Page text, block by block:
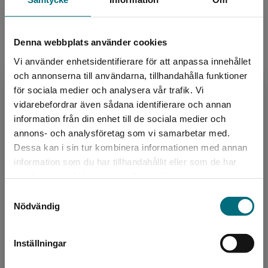
Denna webbplats använder cookies
Vi använder enhetsidentifierare för att anpassa innehållet
och annonserna till användarna, tillhandahålla funktioner
för sociala medier och analysera vår trafik. Vi
vidarebefordrar även sådana identifierare och annan
information från din enhet till de sociala medier och
annons- och analysföretag som vi samarbetar med.
Dessa kan i sin tur kombinera informationen med annan
information som du har tillhandahållit eller som de har
Nödvändig
Inställningar
Begränsad fraktregion
Det verkar som att du besöker
Sverige. För att kunna slutföra ett köp måste
Avsedd för:
Från 13 år
Författare:
Magnus Ljunggren
Serie:
Epa-liv
Läsordning:
2 av 8
Ämnesområde:
Kärlek
Mobbing
Motorer
Språk:
Svenska
LIX:
Utgivningsår: